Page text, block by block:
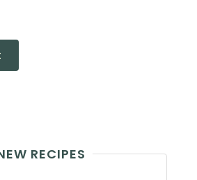
RECIPES